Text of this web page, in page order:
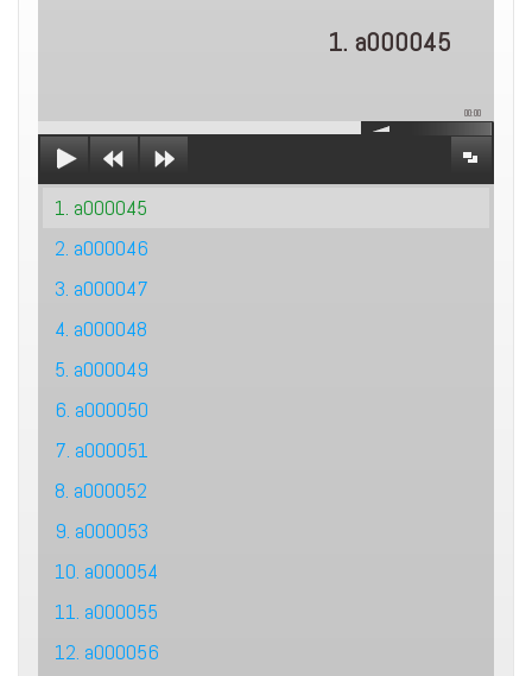
1. a000045
00:00
1. a000045
2. a000046
3. a000047
4. a000048
5. a000049
6. a000050
7. a000051
8. a000052
9. a000053
10. a000054
11. a000055
12. a000056